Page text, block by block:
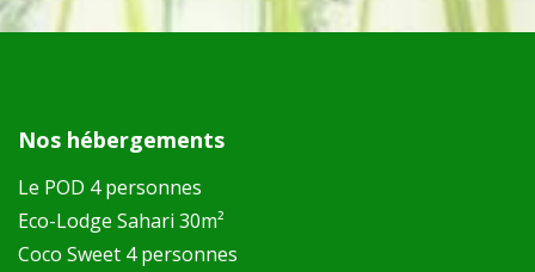
Nos hébergements
Le POD 4 personnes
Eco-Lodge Sahari 30m²
Coco Sweet 4 personnes